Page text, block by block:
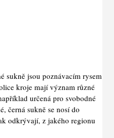
sukně jsou poznávacím rysem
kroje mají význam různé
určená pro svobodné
černá sukně se nosí do
odkrývají, z jakého regionu